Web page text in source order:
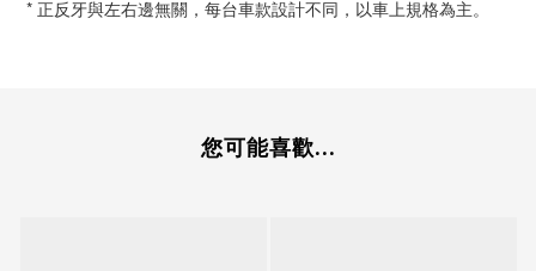
* 正反牙與左右邊無關，每台車款設計不同，以車上規格為主。
您可能喜歡...